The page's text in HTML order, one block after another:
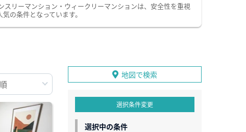
リーマンション・ウィークリーマンションは、安全性を重視
の条件となっています。
地図で検索
選択条件変更
選択中の条件